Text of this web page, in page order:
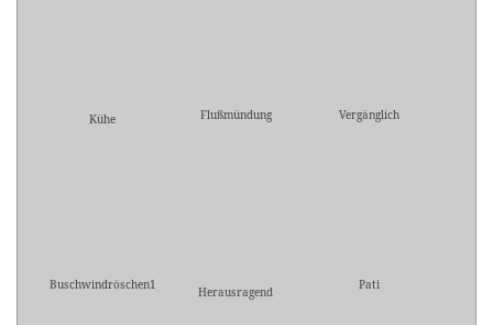
Kühe Flußmündung Vergänglich
Buschwindröschen1 Herausragend Pati